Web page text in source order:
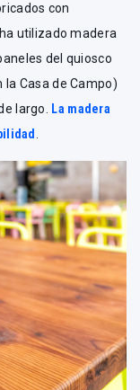
con
utilizado madera
del quiosco
Casa de Campo)
largo. La madera
.